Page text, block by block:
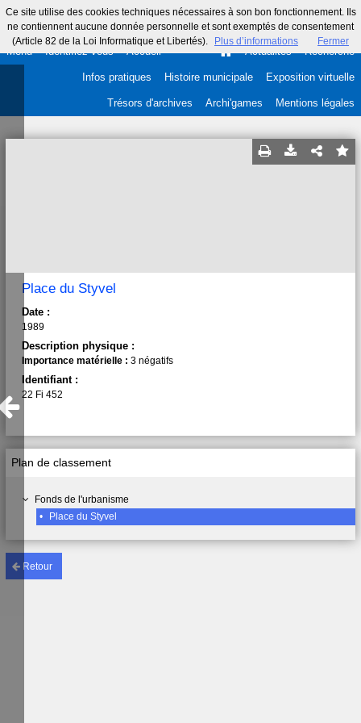
Ce site utilise des cookies techniques nécessaires à son bon fonctionnement. Ils
ne contiennent aucune donnée personnelle et sont exemptés de consentement
(Article 82 de la Loi Informatique et Libertés).
Plus d’informations Fermer
Menu Identifiez-vous Accueil Actualités Recherche
Infos pratiques Histoire municipale Exposition virtuelle
Trésors d'archives Archi'games Mentions légales
Retour
Plan de classement
Fonds de l'urbanisme
•
Place du Styvel
Place du Styvel
Date :
1989
Description physique :
Importance matérielle : 3 négatifs
Identifiant :
22 Fi 452